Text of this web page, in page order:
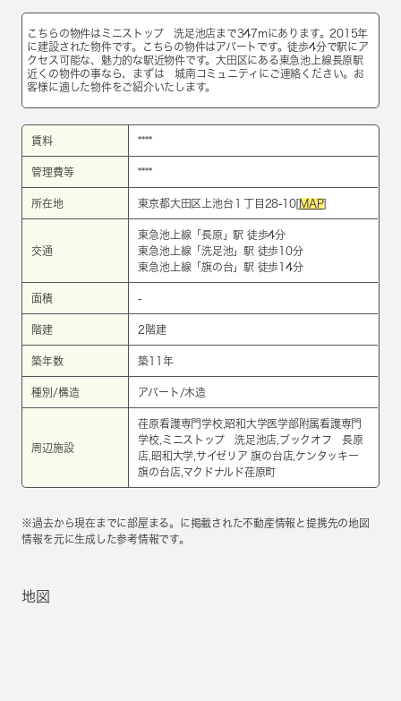
こちらの物件はミニストップ 洗足池店まで347mにあります。2015年
に建設された物件です。こちらの物件はアパートです。徒歩4分で駅にア
クセス可能な、魅力的な駅近物件です。大田区にある東急池上線長原駅
近くの物件の事なら、まずは 城南コミュニティにご連絡ください。お
客様に適した物件をご紹介いたします。
賃料 ****
管理費等 ****
所在地 東京都大田区上池台１丁目28-10[MAP]
交通
東急池上線 「長原」駅 徒歩4分
東急池上線 「洗足池 」駅 徒歩10分
東急池上線 「旗の台 」駅 徒歩14分
面積 -
階建 2階建
築年数 築11年
種別/構造 アパート/木造
周辺施設
荏原看護専門学校,昭和大学医学部附属看護専門
学校,ミニストップ 洗足池店,ブックオフ 長原
店,昭和大学,サイゼリア 旗の台店,ケンタッキー
旗の台店,マクドナルド荏原町
※過去から現在までに部屋まる。に掲載された不動産情報と提携先の地図
情報を元に生成した参考情報です。
地図